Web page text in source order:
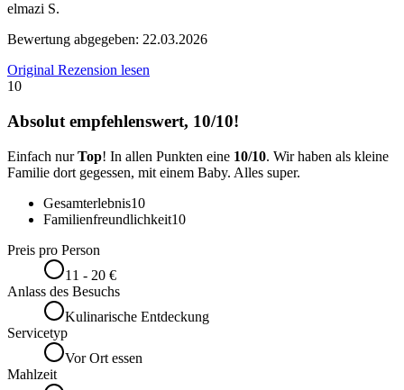
elmazi S.
Bewertung abgegeben: 22.03.2026
Original Rezension lesen
10
Absolut empfehlenswert, 10/10!
Einfach nurTop! In allen Punkten eine 10/10. Wir haben als kleine
Familie dort gegessen, mit einem Baby. Alles super.
Gesamterlebnis10
Familienfreundlichkeit10
Preis pro Person
11 - 20 €
Anlass des Besuchs
Kulinarische Entdeckung
Servicetyp
Vor Ort essen
Mahlzeit